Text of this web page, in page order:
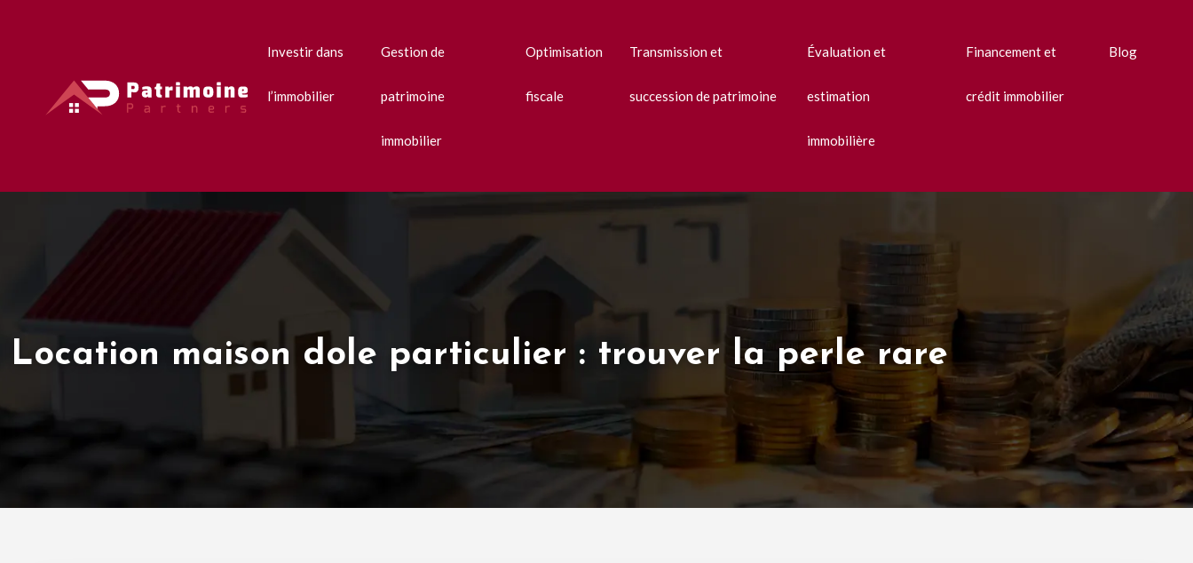
Investir dans
l’immobilier
Gestion de
patrimoine
immobilier
Optimisation
fiscale
Transmission et
succession de patrimoine
Évaluation et
estimation
immobilière
Financement et
crédit immobilier
Blog
Location maison dole particulier : trouver la perle rare